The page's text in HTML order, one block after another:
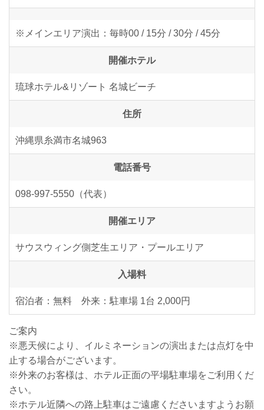
※メインエリア演出：毎時00 / 15分 / 30分 / 45分
開催ホテル
琉球ホテル&リゾート 名城ビーチ
住所
沖縄県糸満市名城963
電話番号
098-997-5550（代表）
開催エリア
サウスウィング側芝生エリア・プールエリア
入場料
宿泊者：無料 外来：駐車場 1台 2,000円
ご案内
※悪天候により、イルミネーションの演出または点灯を中
止する場合がございます。
※外来のお客様は、ホテル正面の平場駐車場をご利用くだ
さい。
※ホテル近隣への路上駐車はご遠慮くださいますようお願